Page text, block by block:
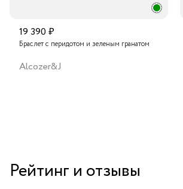
19 390 ₽
Браслет с перидотом и зеленым гранатом
Alcozer&J
Рейтинг и отзывы